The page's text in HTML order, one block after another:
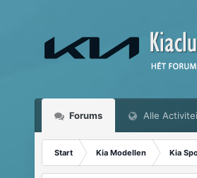
Forums Alle
Start Kia Modellen Kia